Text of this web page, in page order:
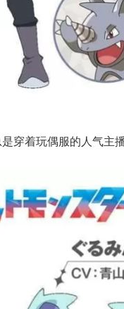
是穿着玩偶服的人气主